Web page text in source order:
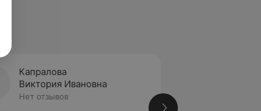
Капралова
Виктория Ивановна
Нет отзывов